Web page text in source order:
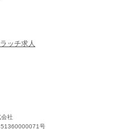
ッチ求人
会社
号